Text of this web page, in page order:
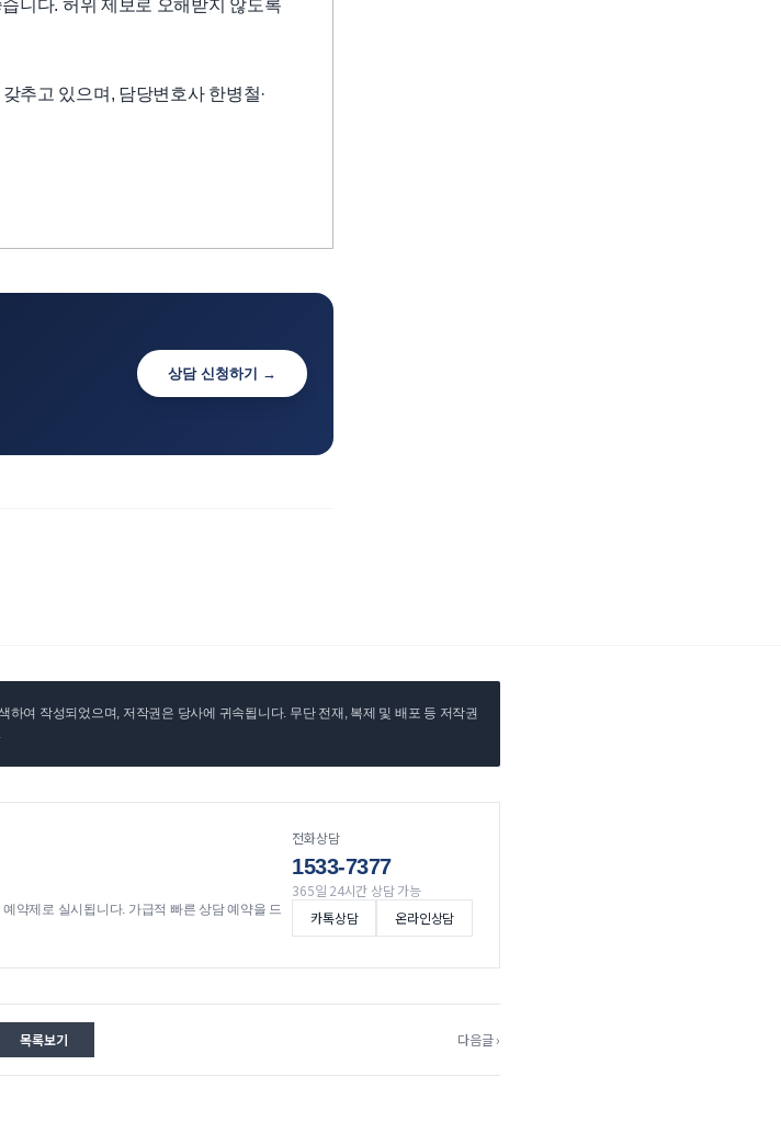
니다. 허위 제보로 오해받지 않도록
추고 있으며, 담당변호사 한병철·
상담 신청하기 →
여 작성되었으며, 저작권은 당사에 귀속됩니다. 무단 전재, 복제 및 배포 등 저작권
약제로 실시됩니다. 가급적 빠른 상담 예약을 드
전화상담
1533-7377
365일 24시간 상담 가능
카톡상담
온라인상담
목록보기 다음글 ›